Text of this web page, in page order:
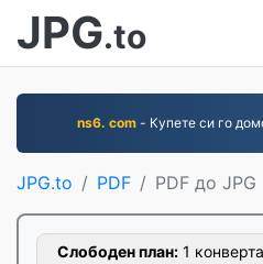
JPG.to
ns6. com- Купете си го
JPG.to PDF PDF до JPG
Слободен план:1